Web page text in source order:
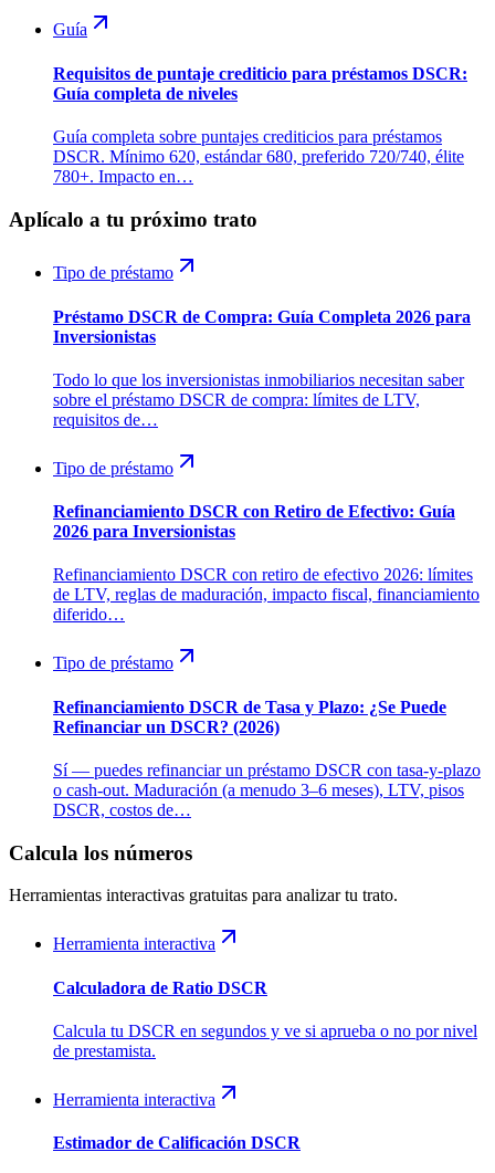
Guía
Requisitos de puntaje crediticio para préstamos DSCR:
Guía completa de niveles
Guía completa sobre puntajes crediticios para préstamos
DSCR. Mínimo 620, estándar 680, preferido 720/740, élite
780+. Impacto en…
Aplícalo a tu próximo trato
Tipo de préstamo
Préstamo DSCR de Compra: Guía Completa 2026 para
Inversionistas
Todo lo que los inversionistas inmobiliarios necesitan saber
sobre el préstamo DSCR de compra: límites de LTV,
requisitos de…
Tipo de préstamo
Refinanciamiento DSCR con Retiro de Efectivo: Guía
2026 para Inversionistas
Refinanciamiento DSCR con retiro de efectivo 2026: límites
de LTV, reglas de maduración, impacto fiscal, financiamiento
diferido…
Tipo de préstamo
Refinanciamiento DSCR de Tasa y Plazo: ¿Se Puede
Refinanciar un DSCR? (2026)
Sí — puedes refinanciar un préstamo DSCR con tasa-y-plazo
o cash-out. Maduración (a menudo 3–6 meses), LTV, pisos
DSCR, costos de…
Calcula los números
Herramientas interactivas gratuitas para analizar tu trato.
Herramienta interactiva
Calculadora de Ratio DSCR
Calcula tu DSCR en segundos y ve si aprueba o no por nivel
de prestamista.
Herramienta interactiva
Estimador de Calificación DSCR